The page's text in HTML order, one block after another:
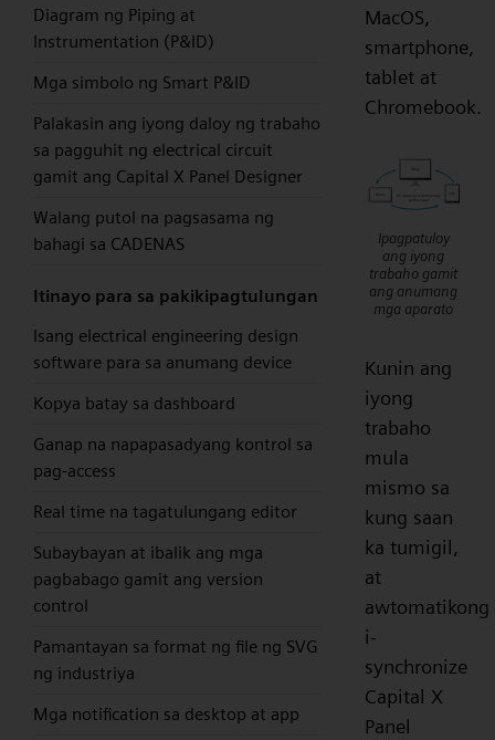
Diagram ng Piping at
Instrumentation (P&ID)
Mga simbolo ng Smart P&ID
Palakasin ang iyong daloy ng trabaho
sa pagguhit ng electrical circuit
gamit ang Capital X Panel Designer
Walang putol na pagsasama ng
bahagi sa CADENAS
Itinayo para sa pakikipagtulungan
Isang electrical engineering design
software para sa anumang device
Kopya batay sa dashboard
Ganap na napapasadyang kontrol sa
pag-access
Real time na tagatulungang editor
Subaybayan at ibalik ang mga
pagbabago gamit ang version
control
Pamantayan sa format ng file ng SVG
ng industriya
Mga notification sa desktop at app
MacOS,
smartphone,
tablet at
Chromebook.
Ipagpatuloy
ang iyong
trabaho gamit
ang anumang
mga aparato
Kunin ang
iyong
trabaho
mula
mismo sa
kung saan
ka tumigil,
at
awtomatikong
i-
synchronize
Capital X
Panel